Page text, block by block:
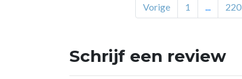
Vorige 1 220
Schrijf een review